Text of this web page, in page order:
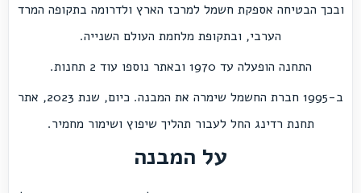
ובכך הבטיחה אספקת חשמל למרכז הארץ ולדרומה בתקופה המרד
הערבי, ובתקופת מלחמת העולם השנייה.
התחנה הופעלה עד 1970 ובאתר נוספו עוד 2 תחנות.
ב-1995 חברת החשמל שימרה את המבנה. כיום, שנת 2023, אתר
תחנת רדינג החל לעבור תהליך שיפוץ ושימור מחמיר.
על המבנה